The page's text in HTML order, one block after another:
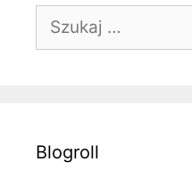
Blogroll